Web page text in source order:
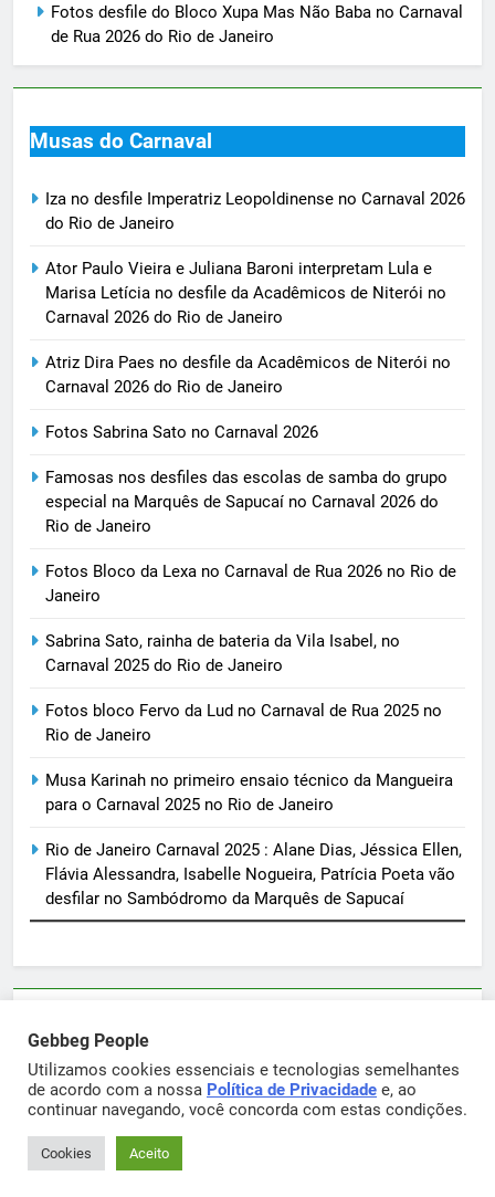
Fotos desfile do Bloco Xupa Mas Não Baba no Carnaval
de Rua 2026 do Rio de Janeiro
Musas do Carnaval
Iza no desfile Imperatriz Leopoldinense no Carnaval 2026
do Rio de Janeiro
Ator Paulo Vieira e Juliana Baroni interpretam Lula e
Marisa Letícia no desfile da Acadêmicos de Niterói no
Carnaval 2026 do Rio de Janeiro
Atriz Dira Paes no desfile da Acadêmicos de Niterói no
Carnaval 2026 do Rio de Janeiro
Fotos Sabrina Sato no Carnaval 2026
Famosas nos desfiles das escolas de samba do grupo
especial na Marquês de Sapucaí no Carnaval 2026 do
Rio de Janeiro
Fotos Bloco da Lexa no Carnaval de Rua 2026 no Rio de
Janeiro
Sabrina Sato, rainha de bateria da Vila Isabel, no
Carnaval 2025 do Rio de Janeiro
Fotos bloco Fervo da Lud no Carnaval de Rua 2025 no
Rio de Janeiro
Musa Karinah no primeiro ensaio técnico da Mangueira
para o Carnaval 2025 no Rio de Janeiro
Rio de Janeiro Carnaval 2025 : Alane Dias, Jéssica Ellen,
Flávia Alessandra, Isabelle Nogueira, Patrícia Poeta vão
desfilar no Sambódromo da Marquês de Sapucaí
sortimentos@yahoo.com.br
Gebbeg Powered ByBlazeThemes.
Gebbeg People
Utilizamos cookies essenciais e tecnologias semelhantes
de acordo com a nossa Política de Privacidade e, ao
continuar navegando, você concorda com estas condições.
Cookies Aceito